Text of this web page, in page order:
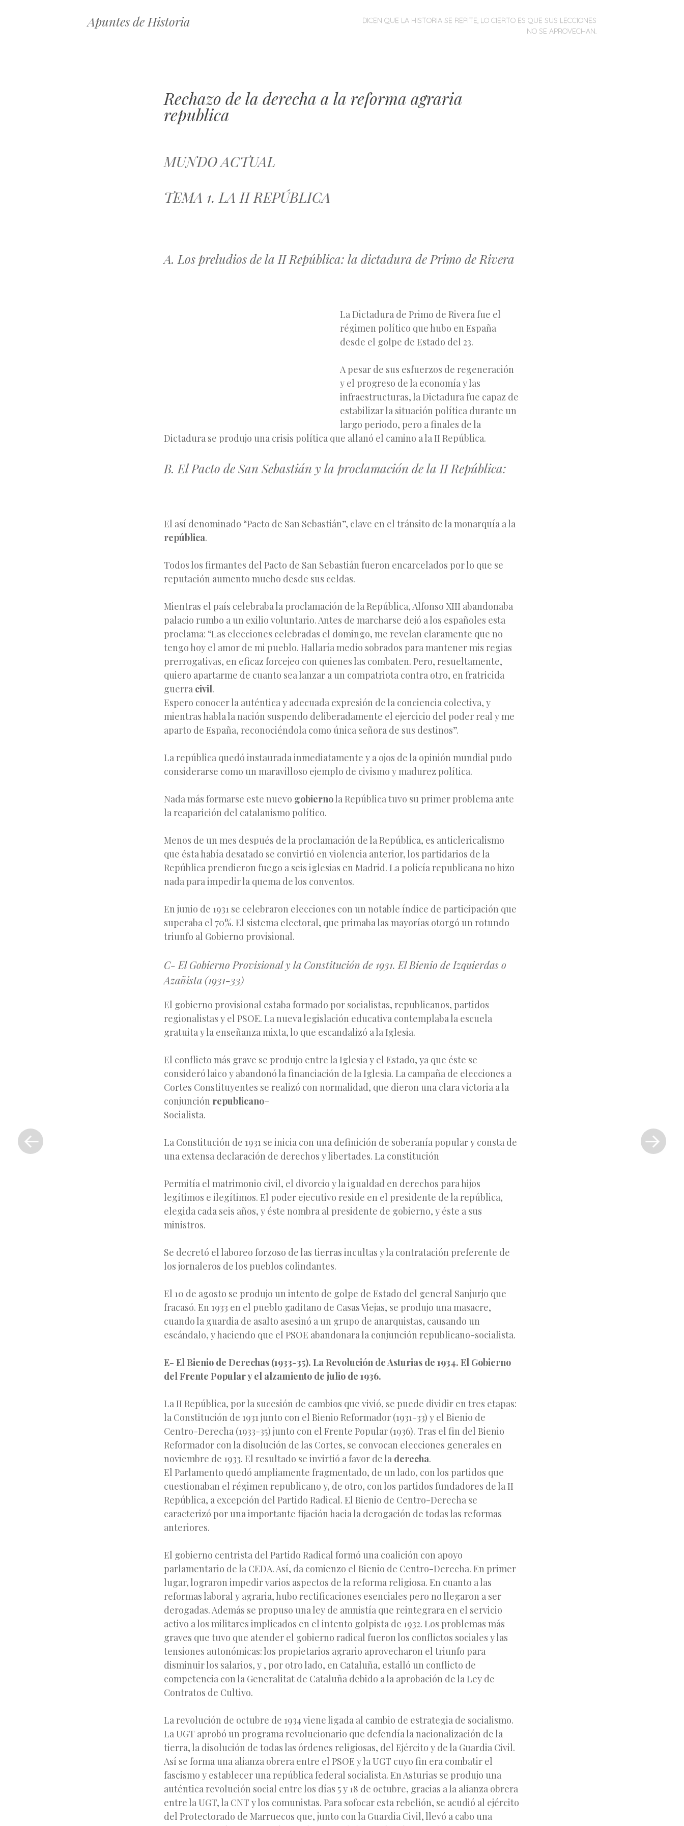
Apuntes de Historia MENÚ
SALTARDICEN QUE LA HISTORIA SE REPITE, LO CIERTO ES QUE SUS LECCIONES
NO SE APROVECHAN.
Rechazo de la derecha a la reforma agraria
republica
MUNDO ACTUAL
TEMA 1. LA II REPÚBLICA
A. Los preludios de la II República: la dictadura de Primo de Rivera
La Dictadura de Primo de Rivera fue el
régimen político que hubo en España
desde el golpe de Estado del 23.
A pesar de sus esfuerzos de regeneración
y el progreso de la economía y las
infraestructuras, la Dictadura fue capaz de
estabilizar la situación política durante un
largo periodo, pero a finales de la
Dictadura se produjo una crisis política que allanó el camino a la II República.
B. El Pacto de San Sebastián y la proclamación de la II República:
El así denominado “Pacto de San Sebastián”, clave en el tránsito de la monarquía a la
república.
Todos los firmantes del Pacto de San Sebastián fueron encarcelados por lo que se
reputación aumento mucho desde sus celdas.
Mientras el país celebraba la proclamación de la República, Alfonso XIII abandonaba
palacio rumbo a un exilio voluntario. Antes de marcharse dejó a los españoles esta
proclama: “Las elecciones celebradas el domingo, me revelan claramente que no
tengo hoy el amor de mi pueblo. Hallaría medio sobrados para mantener mis regias
prerrogativas, en eficaz forcejeo con quienes las combaten. Pero, resueltamente,
quiero apartarme de cuanto sea lanzar a un compatriota contra otro, en fratricida
guerra civil.
Espero conocer la auténtica y adecuada expresión de la conciencia colectiva, y
mientras habla la nación suspendo deliberadamente el ejercicio del poder real y me
aparto de España, reconociéndola como única señora de sus destinos”.
La república quedó instaurada inmediatamente y a ojos de la opinión mundial pudo
considerarse como un maravilloso ejemplo de civismo y madurez política.
Nada más formarse este nuevo gobiernola República tuvo su primer problema ante
la reaparición del catalanismo político.
Menos de un mes después de la proclamación de la República, es anticlericalismo
que ésta había desatado se convirtió en violencia anterior, los partidarios de la
República prendieron fuego a seis iglesias en Madrid. La policía republicana no hizo
nada para impedir la quema de los conventos.
En junio de 1931 se celebraron elecciones con un notable índice de participación que
superaba el 70%. El sistema electoral, que primaba las mayorías otorgó un rotundo
triunfo al Gobierno provisional.
C- El Gobierno Provisional y la Constitución de 1931. El Bienio de Izquierdas o
Azañista (1931-33)
El gobierno provisional estaba formado por socialistas, republicanos, partidos
regionalistas y el PSOE. La nueva legislación educativa contemplaba la escuela
gratuita y la enseñanza mixta, lo que escandalizó a la Iglesia.
El conflicto más grave se produjo entre la Iglesia y el Estado, ya que éste se
consideró laico y abandonó la financiación de la Iglesia. La campaña de elecciones a
Cortes Constituyentes se realizó con normalidad, que dieron una clara victoria a la
conjunción republicano–
Socialista.
La Constitución de 1931 se inicia con una definición de soberanía popular y consta de
una extensa declaración de derechos y libertades. La constitución
Permitía el matrimonio civil, el divorcio y la igualdad en derechos para hijos
legítimos e ilegítimos. El poder ejecutivo reside en el presidente de la república,
elegida cada seis años, y éste nombra al presidente de gobierno, y éste a sus
ministros.
Se decretó el laboreo forzoso de las tierras incultas y la contratación preferente de
los jornaleros de los pueblos colindantes.
El 10 de agosto se produjo un intento de golpe de Estado del general Sanjurjo que
fracasó. En 1933 en el pueblo gaditano de Casas Viejas, se produjo una masacre,
cuando la guardia de asalto asesinó a un grupo de anarquistas, causando un
escándalo, y haciendo que el PSOE abandonara la conjunción republicano-socialista.
E- El Bienio de Derechas (1933-35). La Revolución de Asturias de 1934. El Gobierno
del Frente Popular y el alzamiento de julio de 1936.
La II República, por la sucesión de cambios que vivió, se puede dividir en tres etapas:
la Constitución de 1931 junto con el Bienio Reformador (1931-33) y el Bienio de
Centro-Derecha (1933-35) junto con el Frente Popular (1936). Tras el fin del Bienio
Reformador con la disolución de las Cortes, se convocan elecciones generales en
noviembre de 1933. El resultado se invirtió a favor de la derecha.
El Parlamento quedó ampliamente fragmentado, de un lado, con los partidos que
cuestionaban el régimen republicano y, de otro, con los partidos fundadores de la II
República, a excepción del Partido Radical. El Bienio de Centro-Derecha se
caracterizó por una importante fijación hacia la derogación de todas las reformas
anteriores.
El gobierno centrista del Partido Radical formó una coalición con apoyo
parlamentario de la CEDA. Así, da comienzo el Bienio de Centro-Derecha. En primer
lugar, lograron impedir varios aspectos de la reforma religiosa. En cuanto a las
reformas laboral y agraria, hubo rectificaciones esenciales pero no llegaron a ser
derogadas. Además se propuso una ley de amnistía que reintegrara en el servicio
activo a los militares implicados en el intento golpista de 1932. Los problemas más
graves que tuvo que atender el gobierno radical fueron los conflictos sociales y las
tensiones autonómicas: los propietarios agrario aprovecharon el triunfo para
disminuir los salarios, y , por otro lado, en Cataluña, estalló un conflicto de
competencia con la Generalitat de Cataluña debido a la aprobación de la Ley de
Contratos de Cultivo.
La revolución de octubre de 1934 viene ligada al cambio de estrategia de socialismo.
La UGT aprobó un programa revolucionario que defendía la nacionalización de la
tierra, la disolución de todas las órdenes religiosas, del Ejército y de la Guardia Civil.
Así se forma una alianza obrera entre el PSOE y la UGT cuyo fin era combatir el
fascismo y establecer una república federal socialista. En Asturias se produjo una
auténtica revolución social entre los días 5 y 18 de octubre, gracias a la alianza obrera
entre la UGT, la CNT y los comunistas. Para sofocar esta rebelión, se acudió al ejército
del Protectorado de Marruecos que, junto con la Guardia Civil, llevó a cabo una
Entrada
anterior
entrada